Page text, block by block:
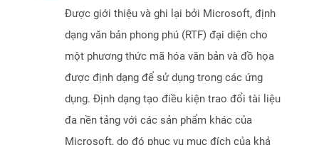
Được giới thiệu và ghi lại bởi Microsoft, định
dạng văn bản phong phú (RTF) đại diện cho
một phương thức mã hóa văn bản và đồ họa
được định dạng để sử dụng trong các ứng
dụng. Định dạng tạo điều kiện trao đổi tài liệu
đa nền tảng với các sản phẩm khác của
Microsoft, do đó phục vụ mục đích của khả